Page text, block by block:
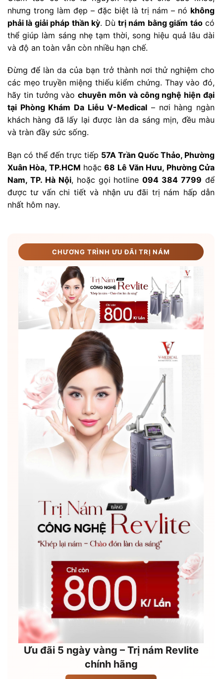
nhưng trong làm đẹp – đặc biệt là trị nám – nó không
phải là giải pháp thần kỳ. Dù trị nám bằng giấm táocó
thể giúp làm sáng nhẹ tạm thời, song hiệu quả lâu dài
và độ an toàn vẫn còn nhiều hạn chế.
Đừng để làn da của bạn trở thành nơi thử nghiệm cho
các mẹo truyền miệng thiếu kiểm chứng. Thay vào đó,
hãy tin tưởng vàochuyên môn và công nghệ hiện đại
tại Phòng Khám Da Liễu V-Medical – nơi hàng ngàn
khách hàng đã lấy lại được làn da sáng mịn, đều màu
và tràn đầy sức sống.
Bạn có thể đến trực tiếp 57A Trần Quốc Thảo, Phường
Xuân Hòa, TP.HCM hoặc68 Lê Văn Hưu, Phường Cửa
Nam, TP. Hà Nội, hoặc gọi hotline094 384 7799 để
được tư vấn chi tiết và nhận ưu đãi trị nám hấp dẫn
nhất hôm nay.
CHƯƠNG TRÌNH ƯU ĐÃI TRỊ NÁM
Ưu đãi 5 ngày vàng – Trị nám Revlite
chính hãng